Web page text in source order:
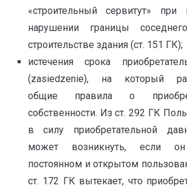
«строительный сервитут»
нарушении границы
строительстве здания (ст. 151 ГК);
истечения срока
(zasiedzenie), на который
общие правила о
собственности. Из ст. 292 ГК
в силу приобретательной
может возникнуть, если
постоянном и открытом
ст. 172 ГК вытекает, что